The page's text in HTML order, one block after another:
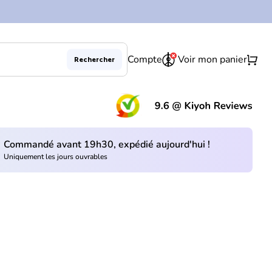
Rechercher Compte Voir mon paniershopping_cart
Commandé avant 19h30, expédié aujourd'hui !
Uniquement les jours ouvrables